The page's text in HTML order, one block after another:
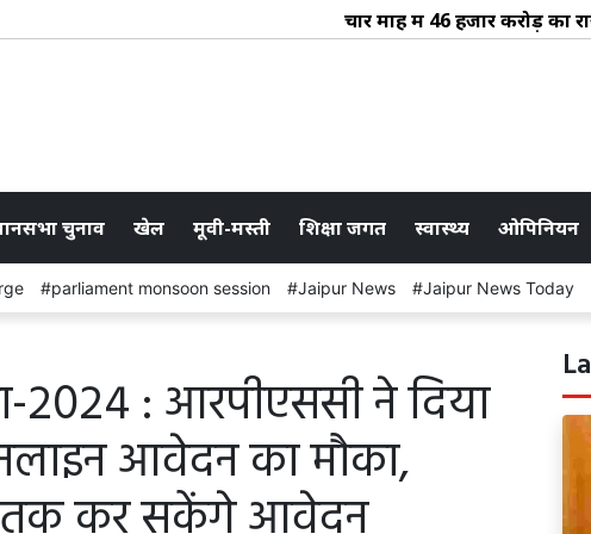
चार माह में 46 हजार करोड़ का
चुनाव खेल मूवी-मस्ती शिक्षा जगत स्वास्थ्य ओपिनियन
parliament monsoon session Jaipur News Jaipur News Today
2024 : आरपीएससी ने दिया
आवेदन का मौका,